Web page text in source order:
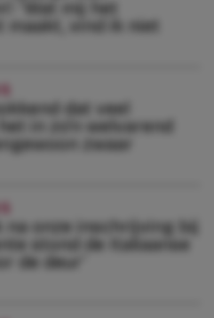
‘Wat mij het
maakt, vind ik niet
dat veel
in zo’n welvarend
zwaar
na onze inschrijving bij
stond de Italiaanse
de deur’